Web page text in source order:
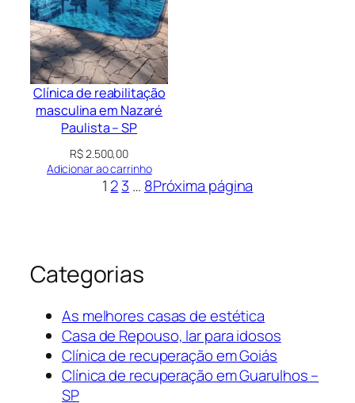
Clínica de reabilitação
masculina em Nazaré
Paulista – SP
R$2.500,00
Adicionar ao carrinho
1 23 … 8Próxima página
Categorias
As melhores casas de estética
Casa de Repouso, lar para idosos
Clínica de recuperação em Goiás
Clínica de recuperação em Guarulhos –
SP